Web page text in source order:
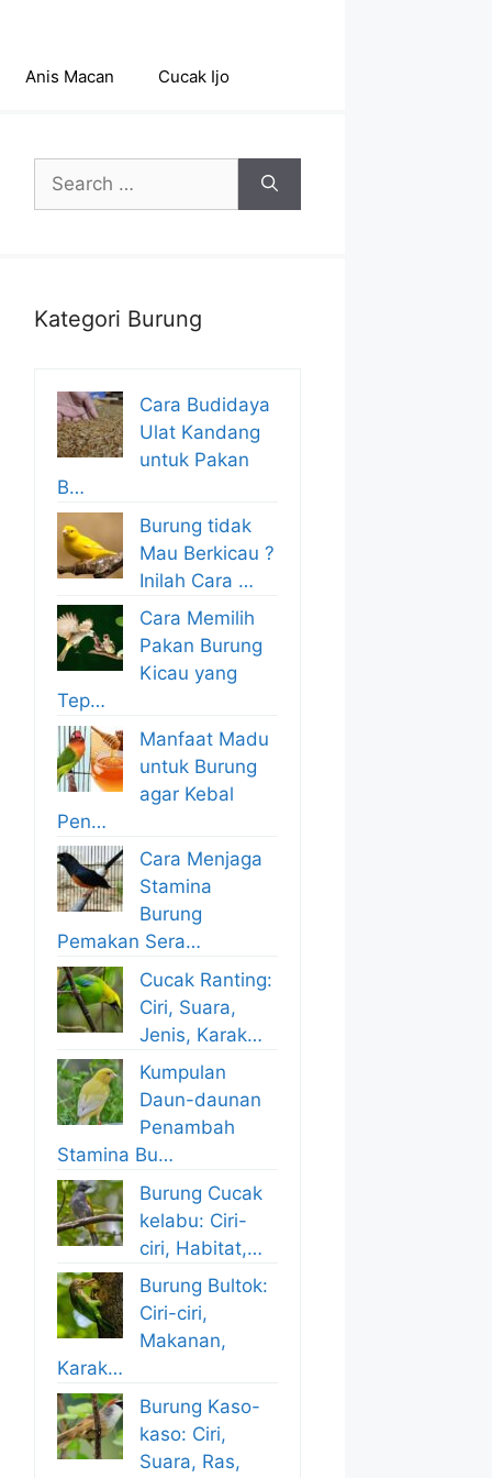
Anis Macan Cucak Ijo
Search
for:
Kategori Burung
Cara Budidaya
Ulat Kandang
untuk Pakan
B…
Burung tidak
Mau Berkicau ?
Inilah Cara …
Cara Memilih
Pakan Burung
Kicau yang
Tep…
Manfaat Madu
untuk Burung
agar Kebal
Pen…
Cara Menjaga
Stamina
Burung
Pemakan Sera…
Cucak Ranting:
Ciri, Suara,
Jenis, Karak…
Kumpulan
Daun-daunan
Penambah
Stamina Bu…
Burung Cucak
kelabu: Ciri-
ciri, Habitat,…
Burung Bultok:
Ciri-ciri,
Makanan,
Karak…
Burung Kaso-
kaso: Ciri,
Suara, Ras,